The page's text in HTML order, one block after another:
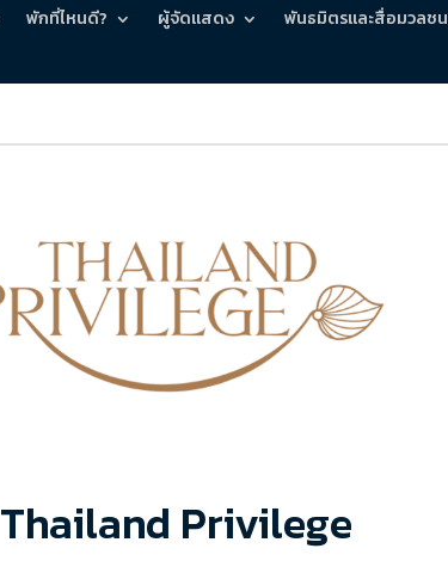
พักที่ไหนดี? ผู้จัดแสดง พันธมิตรและสื่อมวลชน
Thailand Privilege